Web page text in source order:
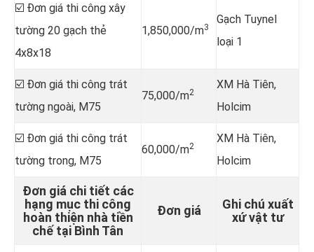
☑️ Đơn giá thi công xây
tường 20 gạch thẻ
4x8x18
1,850,000/m3
Gạch Tuynel
loại 1
☑️ Đơn giá thi công trát
tường ngoài, M75
75,000/m2
XM Hà Tiên,
Holcim
☑️ Đơn giá thi công trát
tường trong, M75
60,000/m2
XM Hà Tiên,
Holcim
Đơn giá chi tiết các
hạng mục thi công
hoàn thiện nhà tiền
chế tại Bình Tân
Đơn giá
Ghi chú xuất
xứ vật tư